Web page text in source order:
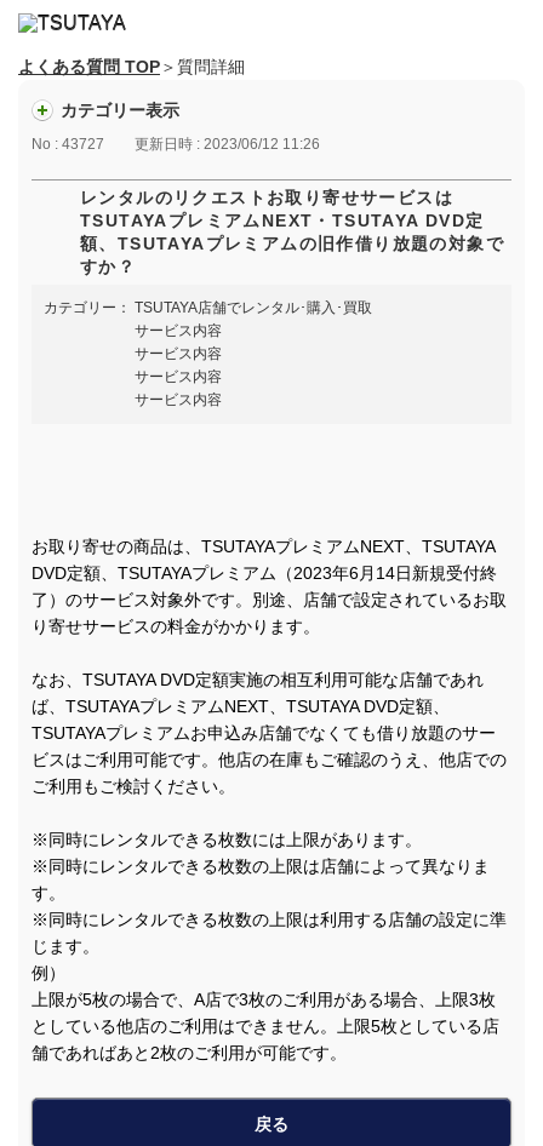
よくある質問 TOP＞質問詳細
カテゴリー表示
No : 43727 更新日時 : 2023/06/12 11:26
レンタルのリクエストお取り寄せサービスは
TSUTAYAプレミアムNEXT・TSUTAYA DVD定
額、TSUTAYAプレミアムの旧作借り放題の対象で
すか？
カテゴリー： TSUTAYA店舗でレンタル･購入･買取
サービス内容
サービス内容
サービス内容
サービス内容
お取り寄せの商品は、TSUTAYAプレミアムNEXT、TSUTAYA
DVD定額、TSUTAYAプレミアム（2023年6月14日新規受付終
了）のサービス対象外です。別途、店舗で設定されているお取
り寄せサービスの料金がかかります。
なお、TSUTAYA DVD定額実施の相互利用可能な店舗であれ
ば、TSUTAYAプレミアムNEXT、TSUTAYA DVD定額、
TSUTAYAプレミアムお申込み店舗でなくても借り放題のサー
ビスはご利用可能です。他店の在庫もご確認のうえ、他店での
ご利用もご検討ください。
※同時にレンタルできる枚数には上限があります。
※同時にレンタルできる枚数の上限は店舗によって異なりま
す。
※同時にレンタルできる枚数の上限は利用する店舗の設定に準
じます。
例）
上限が5枚の場合で、A店で3枚のご利用がある場合、上限3枚
としている他店のご利用はできません。上限5枚としている店
舗であればあと2枚のご利用が可能です。
戻る